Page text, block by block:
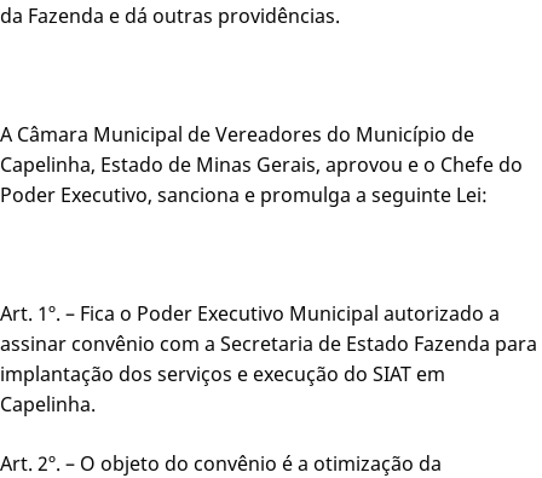
da Fazenda e dá outras providências.
A Câmara Municipal de Vereadores do Município de
Capelinha, Estado de Minas Gerais, aprovou e o Chefe do
Poder Executivo, sanciona e promulga a seguinte Lei:
Art. 1º. – Fica o Poder Executivo Municipal autorizado a
assinar convênio com a Secretaria de Estado Fazenda para
implantação dos serviços e execução do SIAT em
Capelinha.
Art. 2º. – O objeto do convênio é a otimização da